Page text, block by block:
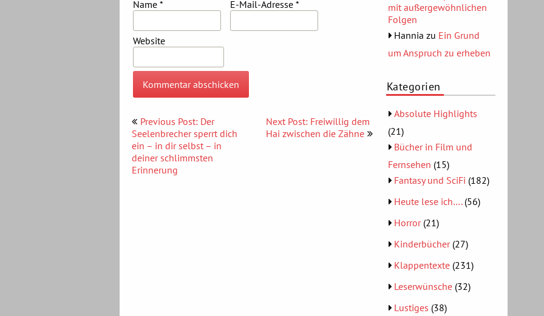
Name * E-Mail-Adresse *
Website
Beitragsnavigation
Previous Post: Der
Seelenbrecher sperrt dich
ein – in dir selbst – in
deiner schlimmsten
Erinnerung
Next Post: Freiwillig dem
Hai zwischen die Zähne
mit außergewöhnlichen
Folgen
Hannia zu Ein Grund
um Anspruch zu erheben
Kategorien
Absolute Highlights
(21)
Bücher in Film und
Fernsehen (15)
Fantasy und SciFi (182)
Heute lese ich….(56)
Horror(21)
Kinderbücher(27)
Klappentexte(231)
Leserwünsche(32)
Lustiges (38)